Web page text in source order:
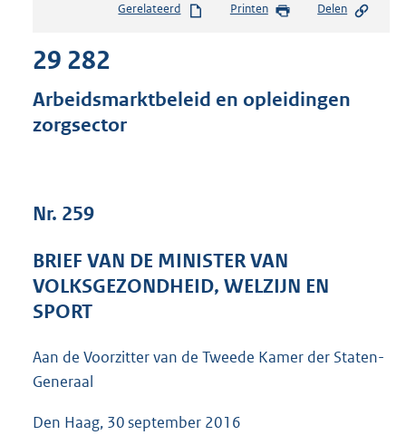
s
s
:
3
Gerelateerd Printen Delen
29 282
Arbeidsmarktbeleid en opleidingen
zorgsector
Nr. 259
BRIEF VAN DE MINISTER VAN
VOLKSGEZONDHEID, WELZIJN EN
SPORT
Aan de Voorzitter van de Tweede Kamer der Staten-
Generaal
Den Haag, 30 september 2016